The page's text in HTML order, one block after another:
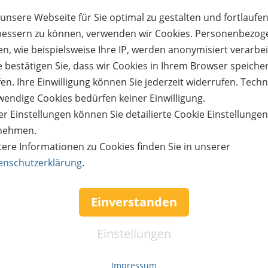
Webseite für Sie optimal zu gestalten und
zu können, verwenden wir Cookies.
wie beispielsweise Ihre IP, werden anonymisiert
bestätigen Sie, dass wir Cookies in Ihrem Browser
Ihre Einwilligung können Sie jederzeit widerrufen.
Cookies bedürfen keiner Einwilligung.
Einstellungen können Sie detailierte Cookie Einstellungen
Informationen zu Cookies finden Sie in unserer
.
Einverstanden
Einstellungen
Impressum
Europe
unvergessliche
mit euren
in der Natur
BESTELLEN
Versand:
3,50 €
Das Aunhamer - Suite & Spa
3 Übernachtungen für 2
in einer Suite zum
Adults only!
WEITERE DETAILS
Wert:
592,- € 296,- €